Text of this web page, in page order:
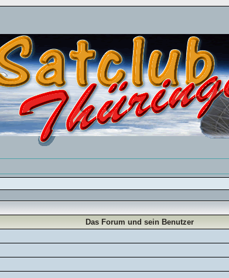
Das Forum und sein Benutzer